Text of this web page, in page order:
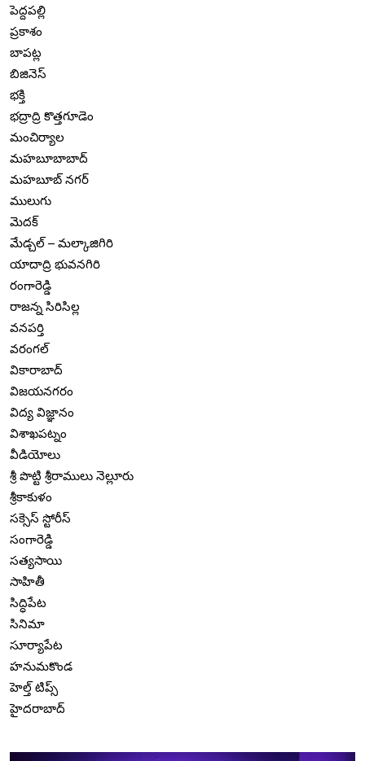
పెద్దపల్లి
ప్రకాశం
బాపట్ల
బిజినెస్
భక్తి
భద్రాద్రి కొత్తగూడెం
మంచిర్యాల
మహబూబాబాద్
మహబూబ్ నగర్
ములుగు
మెదక్
మేడ్చల్ – మల్కాజిగిరి
యాదాద్రి భువనగిరి
రంగారెడ్డి
రాజన్న సిరిసిల్ల
వనపర్తి
వరంగల్
వికారాబాద్
విజయనగరం
విద్య విజ్ఞానం
విశాఖపట్నం
వీడియోలు
శ్రీ పొట్టి శ్రీరాములు నెల్లూరు
శ్రీకాకుళం
సక్సెస్ స్టోరీస్
సంగారెడ్డి
సత్యసాయి
సాహితీ
సిద్ధిపేట
సినిమా
సూర్యాపేట
హనుమకొండ
హెల్త్ టిప్స్
హైదరాబాద్